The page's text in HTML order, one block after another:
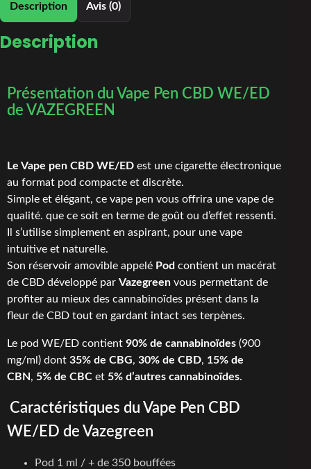
Description Avis (0)
Description
Présentation du Vape Pen CBD WE/ED
de VAZEGREEN
Le Vape pen CBD WE/ED est une cigarette électronique
au format pod compacte et discrète.
Simple et élégant, ce vape pen vous offrira une vape de
qualité. que ce soit en terme de goût ou d’effet ressenti.
Il s’utilise simplement en aspirant, pour une vape
intuitive et naturelle.
Son réservoir amovible appelé Pod contient un macérat
de CBD développé par Vazegreen vous permettant de
profiter au mieux des cannabinoïdes présent dans la
fleur de CBD tout en gardant intact ses terpènes.
Le pod WE/ED contient 90% de cannabinoïdes (900
mg/ml) dont 35% de CBG, 30% de CBD, 15% de
CBN, 5% de CBC et 5% d’autres cannabinoïdes.
Caractéristiques du Vape Pen CBD
WE/ED de Vazegreen
Pod 1 ml / + de 350 bouffées